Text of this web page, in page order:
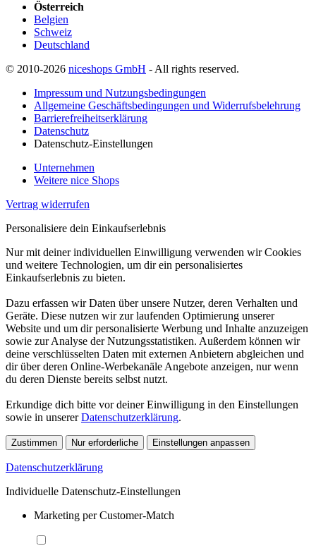
Österreich
Belgien
Schweiz
Deutschland
© 2010-2026 niceshops GmbH - All rights reserved.
Impressum und Nutzungsbedingungen
Allgemeine Geschäftsbedingungen und Widerrufsbelehrung
Barrierefreiheitserklärung
Datenschutz
Datenschutz-Einstellungen
Unternehmen
Weitere nice Shops
Vertrag widerrufen
Personalisiere dein Einkaufserlebnis
Nur mit deiner individuellen Einwilligung verwenden wir Cookies
und weitere Technologien, um dir ein personalisiertes
Einkaufserlebnis zu bieten.
Dazu erfassen wir Daten über unsere Nutzer, deren Verhalten und
Geräte. Diese nutzen wir zur laufenden Optimierung unserer
Website und um dir personalisierte Werbung und Inhalte anzuzeigen
sowie zur Analyse der Nutzungsstatistiken. Außerdem können wir
deine verschlüsselten Daten mit externen Anbietern abgleichen und
dir über deren Online-Werbekanäle Angebote anzeigen, nur wenn
du deren Dienste bereits selbst nutzt.
Erkundige dich bitte vor deiner Einwilligung in den Einstellungen
sowie in unsererDatenschutzerklärung.
Zustimmen Nur erforderliche Einstellungen anpassen
Datenschutzerklärung
Individuelle Datenschutz-Einstellungen
Marketing per Customer-Match